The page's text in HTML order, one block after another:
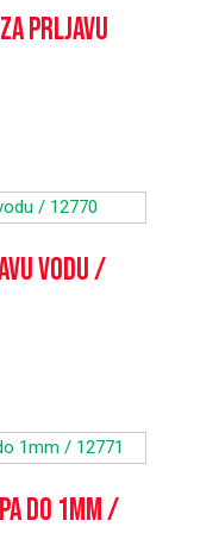
za prljavu
vodu /
do 1mm /